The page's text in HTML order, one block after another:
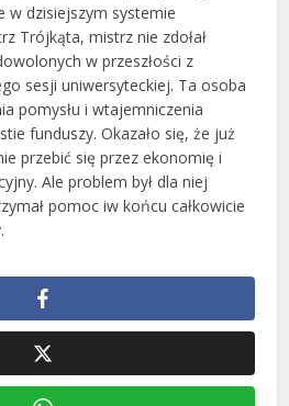
w dzisiejszym systemie
Trójkąta, mistrz nie zdołał
w przeszłości z
sesji uniwersyteckiej. Ta osoba
pomysłu i wtajemniczenia
funduszy. Okazało się, że już
przebić się przez ekonomię i
Ale problem był dla niej
pomoc iw końcu całkowicie